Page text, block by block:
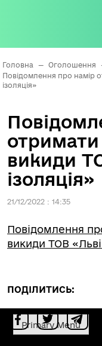
Головна — Оголошення
Повідомлення про намір
ізоляція»
отримати
викиди
ізоляція»
21/12/2022 : 14:35
Повідомлення
викиди ТОВ
ПОДІЛИТИСЬ:
Primary Menu